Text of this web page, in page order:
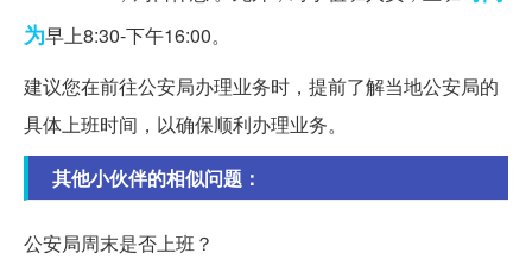
为早上8:30-下午16:00。
建议您在前往公安局办理业务时，提前了解当地公安局的
具体上班时间，以确保顺利办理业务。
其他小伙伴的相似问题：
公安局周末是否上班？